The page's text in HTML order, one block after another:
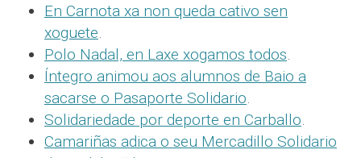
En Carnota xa non queda cativo sen
xoguete.
Polo Nadal, en Laxe xogamos todos.
Íntegro animou aos alumnos de Baio a
sacarse o Pasaporte Solidario.
Solidariedade por deporte en Carballo.
Camariñas adica o seu Mercadillo Solidario